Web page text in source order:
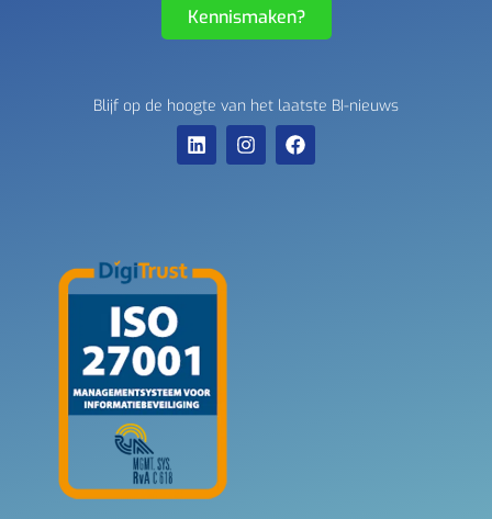
Kennismaken?
Blijf op de hoogte van het laatste BI-nieuws